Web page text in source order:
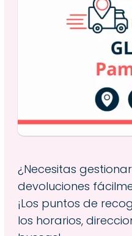
¿Necesitas
devoluciones
¡Los puntos de
los horarios,